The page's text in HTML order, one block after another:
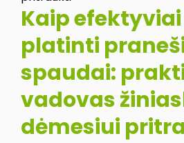
Kaip
platinti
spaudai:
vadovas
dėmesiui